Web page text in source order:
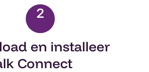
2
en installeer
Connect